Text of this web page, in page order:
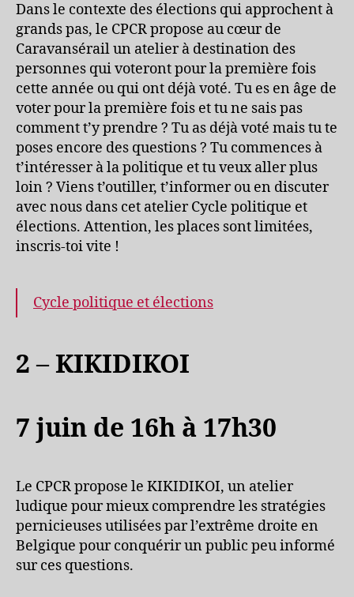
Dans le contexte des élections qui approchent à
grands pas, le CPCR propose au cœur de
Caravansérail un atelier à destination des
personnes qui voteront pour la première fois
cette année ou qui ont déjà voté. Tu es en âge de
voter pour la première fois et tu ne sais pas
comment t’y prendre ? Tu as déjà voté mais tu te
poses encore des questions ? Tu commences à
t’intéresser à la politique et tu veux aller plus
loin ? Viens t’outiller, t’informer ou en discuter
avec nous dans cet atelier Cycle politique et
élections. Attention, les places sont limitées,
inscris-toi vite !
Cycle politique et élections
2 – KIKIDIKOI
7 juin de 16h à 17h30
Le CPCR propose le KIKIDIKOI, un atelier
ludique pour mieux comprendre les stratégies
pernicieuses utilisées par l’extrême droite en
Belgique pour conquérir un public peu informé
sur ces questions.